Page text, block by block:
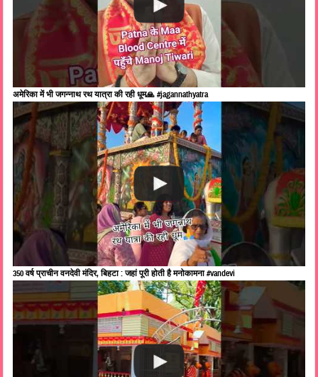
अमेरिका में भी जगन्नाथ रथ यात्रा की रही धूम🙏 #jagannathyatra
350 वर्ष प्राचीन वनदेवी मंदिर, बिहटा : जहां पूरी होती है मनोकामना #vandevi